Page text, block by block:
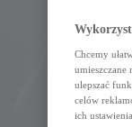
Chcemy
ulepszać
celów
ich